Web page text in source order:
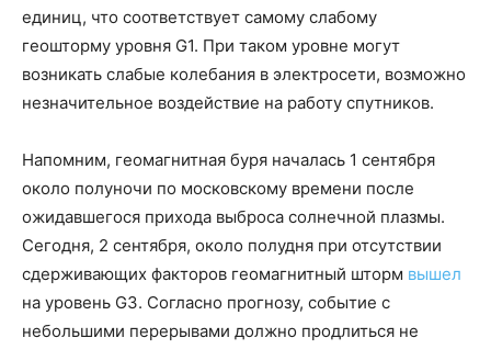
единиц, что соответствует самому слабому
геошторму уровня G1. При таком уровне могут
возникать слабые колебания в электросети, возможно
незначительное воздействие на работу спутников.
Напомним, геомагнитная буря началась 1 сентября
около полуночи по московскому времени после
ожидавшегося прихода выброса солнечной плазмы.
Сегодня, 2 сентября, около полудня при отсутствии
сдерживающих факторов геомагнитный шторм вышел
на уровень G3. Согласно прогнозу, событие с
небольшими перерывами должно продлиться не